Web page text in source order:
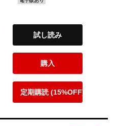
試し読み
購入
定期購読 (15%OFF)